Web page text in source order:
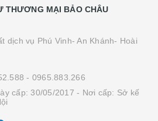
THƯƠNG MẠI BẢO CHÂU
dịch vụ Phú Vinh- An Khánh- Hoài
- 0965.883.266
cấp: 30/05/2017 - Nơi cấp: Sở kế